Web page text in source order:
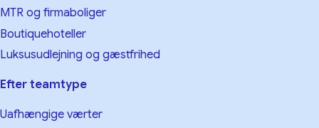
MTR og firmaboliger
Boutiquehoteller
Luksusudlejning og gæstfrihed
Efter teamtype
Uafhængige værter